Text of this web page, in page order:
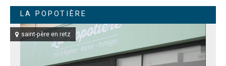
LA POPOTIÈRE
saint-père en retz